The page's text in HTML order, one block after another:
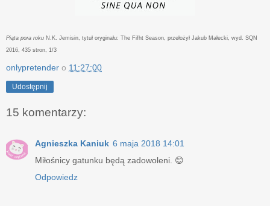
Piąta pora roku N.K. Jemisin, tytuł oryginału: The Fifht Season, przełożył Jakub Małecki, wyd. SQN
2016, 435 stron, 1/3
onlypretender o 11:27:00
Udostępnij
15 komentarzy:
Agnieszka Kaniuk 6 maja 2018 14:01
Miłośnicy gatunku będą zadowoleni. 😊
Odpowiedz